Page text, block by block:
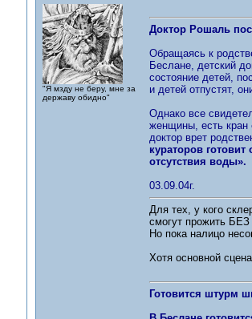
"Я мзду не беру, мне за
державу обидно"
Доктор Рошаль
Обращаясь к
Беслане, детский
состояние детей,
и детей отпустят,
Однако все
женщины, есть кран
доктор врет
кураторов
отсутствия воды».
03.09.04г.
Для тех, у кого
смогут прожить
Но пока налицо
Хотя основной
Готовится штурм